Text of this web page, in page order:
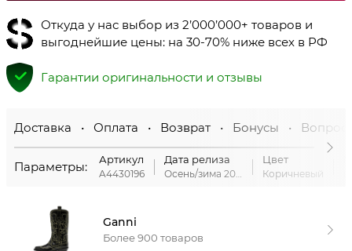
Откуда у нас выбор из 2’000’000+ товаров и
выгоднейшие цены: на 30-70% ниже всех в РФ
Гарантии оригинальности и отзывы
Доставка • Оплата • Возврат • Бонусы •
Параметры: Артикул
A4430196
Дата релиза
Осень/зима 2022
Цвет
Коричневый
Ganni
Более 900 товаров